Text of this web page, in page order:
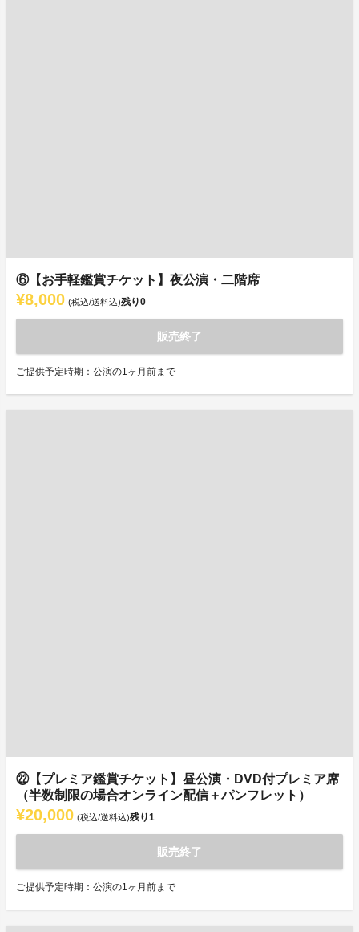
⑥【お手軽鑑賞チケット】夜公演・二階席
¥8,000 (税込/送料込)残り0
販売終了
ご提供予定時期：公演の1ヶ月前まで
㉒【プレミア鑑賞チケット】昼公演・DVD付プレミア席
（半数制限の場合オンライン配信＋パンフレット）
¥20,000 (税込/送料込)残り1
販売終了
ご提供予定時期：公演の1ヶ月前まで